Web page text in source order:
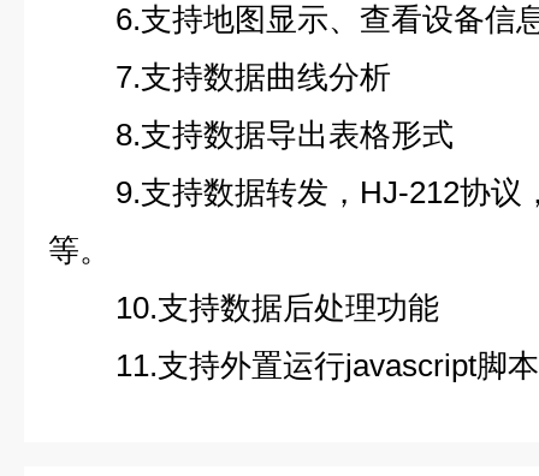
6.支持地图显示、查看设备信
7.支持数据曲线分析
8.支持数据导出表格形式
9.支持数据转发，HJ-212协议
等。
10.支持数据后处理功能
11.支持外置运行javascript脚本